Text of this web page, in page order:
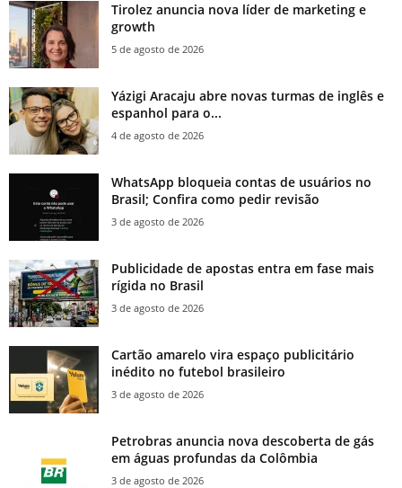
Tirolez anuncia nova líder de marketing e
growth
5 de agosto de 2026
Yázigi Aracaju abre novas turmas de inglês e
espanhol para o...
4 de agosto de 2026
WhatsApp bloqueia contas de usuários no
Brasil; Confira como pedir revisão
3 de agosto de 2026
Publicidade de apostas entra em fase mais
rígida no Brasil
3 de agosto de 2026
Cartão amarelo vira espaço publicitário
inédito no futebol brasileiro
3 de agosto de 2026
Petrobras anuncia nova descoberta de gás
em águas profundas da Colômbia
3 de agosto de 2026